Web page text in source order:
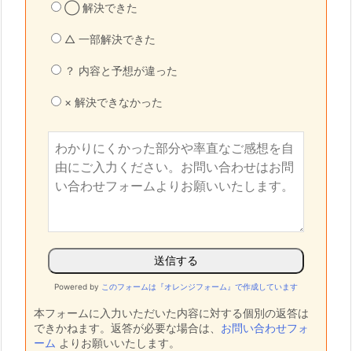
◯ 解決できた
△ 一部解決できた
？ 内容と予想が違った
× 解決できなかった
Powered by このフォームは『オレンジフォーム』で作成しています
本フォームに入力いただいた内容に対する個別の返答は
できかねます。返答が必要な場合は、 お問い合わせフォ
ーム よりお願いいたします。